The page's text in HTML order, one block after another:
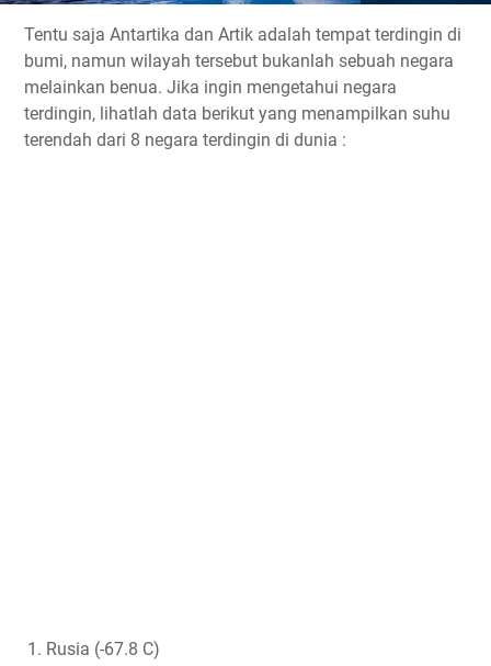
Tentu saja Antartika dan Artik adalah tempat terdingin di
bumi, namun wilayah tersebut bukanlah sebuah negara
melainkan benua. Jika ingin mengetahui negara
terdingin, lihatlah data berikut yang menampilkan suhu
terendah dari 8 negara terdingin di dunia :
Rusia (-67.8 C)